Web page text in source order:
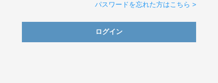
パスワードを忘れた方はこちら >
ログイン